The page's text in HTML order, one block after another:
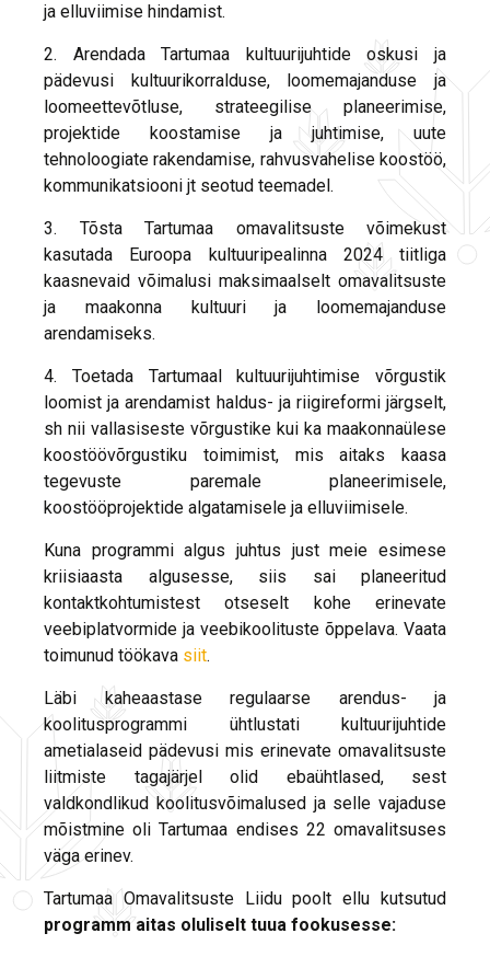
ja elluviimise hindamist.
2. Arendada Tartumaa kultuurijuhtide oskusi ja
pädevusi kultuurikorralduse, loomemajanduse ja
loomeettevõtluse, strateegilise planeerimise,
projektide koostamise ja juhtimise, uute
tehnoloogiate rakendamise, rahvusvahelise koostöö,
kommunikatsiooni jt seotud teemadel.
3. Tõsta Tartumaa omavalitsuste võimekust
kasutada Euroopa kultuuripealinna 2024 tiitliga
kaasnevaid võimalusi maksimaalselt omavalitsuste
ja maakonna kultuuri ja loomemajanduse
arendamiseks.
4. Toetada Tartumaal kultuurijuhtimise võrgustik
loomist ja arendamist haldus- ja riigireformi järgselt,
sh nii vallasiseste võrgustike kui ka maakonnaülese
koostöövõrgustiku toimimist, mis aitaks kaasa
tegevuste paremale planeerimisele,
koostööprojektide algatamisele ja elluviimisele.
Kuna programmi algus juhtus just meie esimese
kriisiaasta algusesse, siis sai planeeritud
kontaktkohtumistest otseselt kohe erinevate
veebiplatvormide ja veebikoolituste õppelava. Vaata
toimunud töökava siit.
Läbi kaheaastase regulaarse arendus- ja
koolitusprogrammi ühtlustati kultuurijuhtide
ametialaseid pädevusi mis erinevate omavalitsuste
liitmiste tagajärjel olid ebaühtlased, sest
valdkondlikud koolitusvõimalused ja selle vajaduse
mõistmine oli Tartumaa endises 22 omavalitsuses
väga erinev.
Tartumaa Omavalitsuste Liidu poolt ellu kutsutud
programm aitas oluliselt tuua fookusesse: